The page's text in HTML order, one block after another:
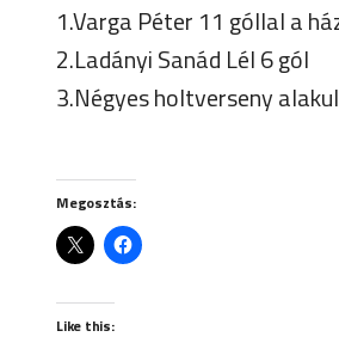
1.Varga Péter 11 góllal a
2.Ladányi Sanád Lél 6 gól
3.Négyes holtverseny
Megosztás:
Like this: